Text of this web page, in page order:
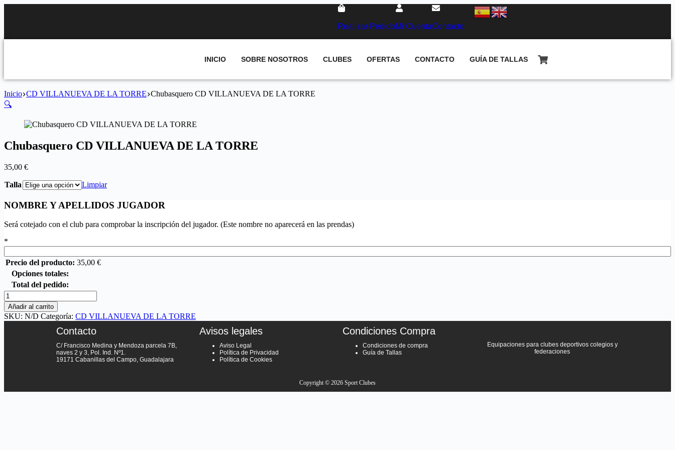
Realizar PedidoMi CuentaContacto
INICIO SOBRE NOSOTROS CLUBES OFERTAS CONTACTO GUÍA DE TALLAS
Inicio CD VILLANUEVA DE LA TORRE Chubasquero CD VILLANUEVA DE LA TORRE
🔍
Chubasquero CD VILLANUEVA DE LA TORRE
35,00 €
Talla Limpiar
NOMBRE Y APELLIDOS JUGADOR
Será cotejado con el club para comprobar la inscripción del jugador. (Este nombre no aparecerá en las prendas)
*
Precio del producto: 35,00 €
Opciones totales:
Total del pedido:
Añadir al carrito
SKU: N/D Categoría: CD VILLANUEVA DE LA TORRE
Contacto
C/ Francisco Medina y Mendoza parcela 7B,
naves 2 y 3, Pol. Ind. Nº1.
19171 Cabanillas del Campo, Guadalajara
Avisos legales
Aviso Legal
Política de Privacidad
Política de Cookies
Condiciones Compra
Condiciones de compra
Guía de Tallas
Equipaciones para clubes deportivos colegios y
federaciones
Copyright © 2026 Sport Clubes